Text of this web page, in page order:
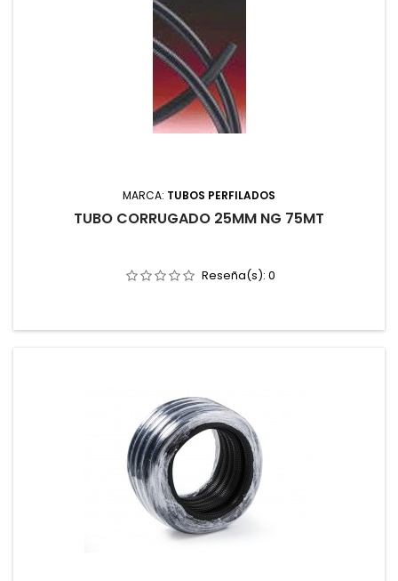
MARCA: TUBOS PERFILADOS
TUBO CORRUGADO 25MM NG 75MT
Reseña(s): 0